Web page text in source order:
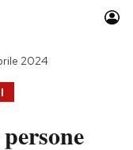
2024